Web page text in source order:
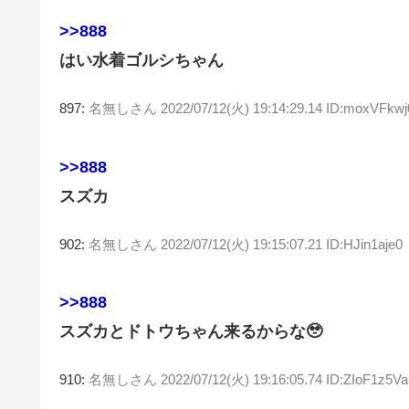
>>888
はい水着ゴルシちゃん
897: 名無しさん 2022/07/12(火) 19:14:29.14
>>888
スズカ
902: 名無しさん 2022/07/12(火) 19:15:07.21 ID:HJin1aje0
>>888
スズカとドトウちゃん来るからな🥹
910: 名無しさん 2022/07/12(火) 19:16:05.74 ID:ZIoF1z5Va